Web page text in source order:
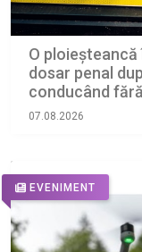
O ploieșteancă
dosar penal
conducând
07.08.2026
EVENIMENT